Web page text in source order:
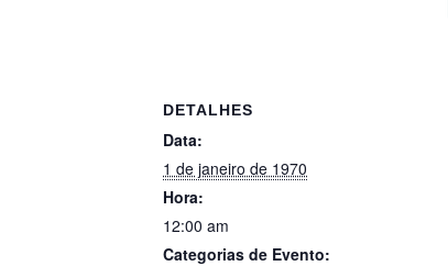
DETALHES
Data:
1 de janeiro de 1970
Hora:
12:00 am
Categorias de Evento: